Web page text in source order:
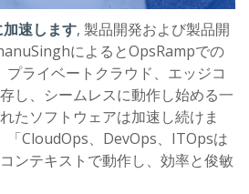
速します, 製品開発および製品開
によるとOpsRampでの
ライベートクラウド、エッジコ
し、シームレスに動作し始める一
たソフトウェアは加速し続けま
「CloudOps、DevOps、ITOpsは
ンテキストで動作し、効率と俊敏